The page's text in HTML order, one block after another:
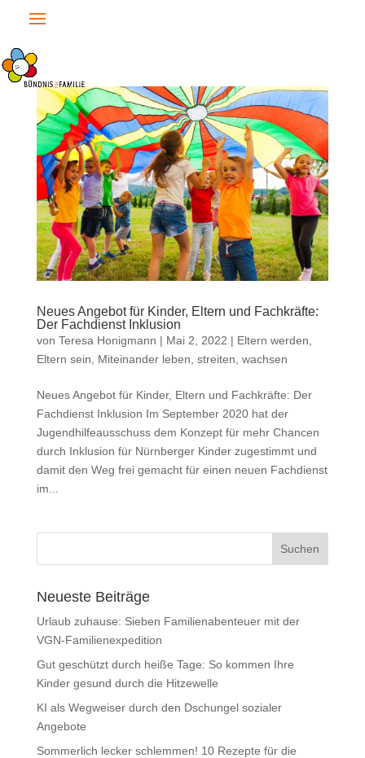
Neues Angebot für Kinder, Eltern und Fachkräfte:
Der Fachdienst Inklusion
von Teresa Honigmann | Mai 2, 2022 | Eltern werden,
Eltern sein
Miteinander leben, streiten, wachsen
Neues Angebot für Kinder, Eltern und Fachkräfte: Der
Fachdienst Inklusion Im September 2020 hat der
Jugendhilfeausschuss dem Konzept für mehr Chancen
durch Inklusion für Nürnberger Kinder zugestimmt und
damit den Weg frei gemacht für einen neuen Fachdienst
im...
Neueste Beiträge
Urlaub zuhause: Sieben Familienabenteuer mit der
VGN-Familienexpedition
Gut geschützt durch heiße Tage: So kommen Ihre
Kinder gesund durch die Hitzewelle
KI als Wegweiser durch den Dschungel sozialer
Angebote
Sommerlich lecker schlemmen! 10 Rezepte für die